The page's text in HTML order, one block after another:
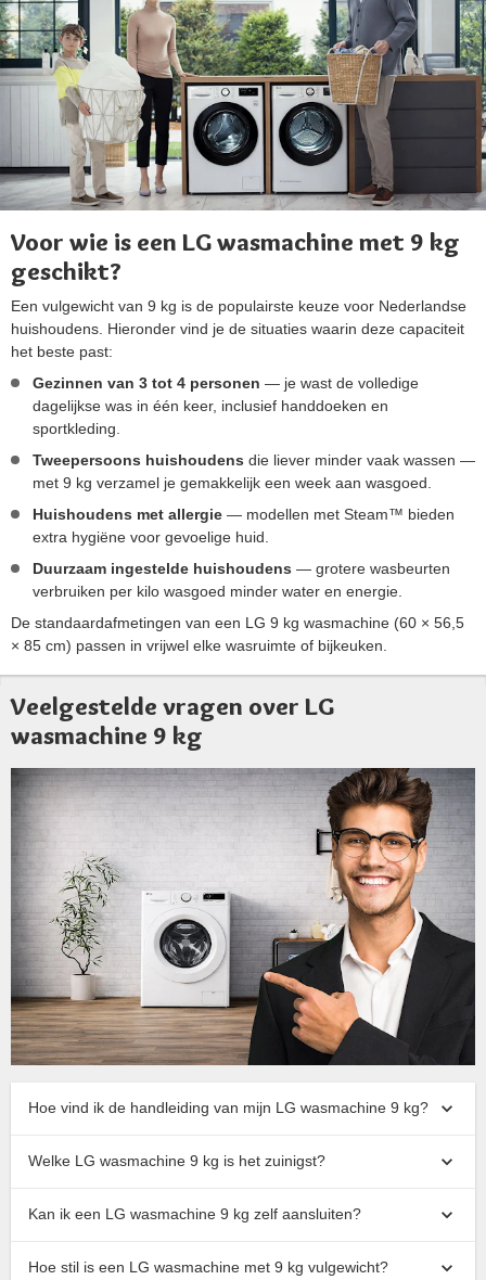
Voor wie is een LG wasmachine met 9 kg
geschikt?
Een vulgewicht van 9 kg is de populairste keuze voor Nederlandse
huishoudens. Hieronder vind je de situaties waarin deze capaciteit
het beste past:
Gezinnen van 3 tot 4 personen — je wast de volledige
dagelijkse was in één keer, inclusief handdoeken en
sportkleding.
Tweepersoons huishoudens die liever minder vaak wassen —
met 9 kg verzamel je gemakkelijk een week aan wasgoed.
Huishoudens met allergie — modellen met Steam™ bieden
extra hygiëne voor gevoelige huid.
Duurzaam ingestelde huishoudens — grotere wasbeurten
verbruiken per kilo wasgoed minder water en energie.
De standaardafmetingen van een LG 9 kg wasmachine (60 × 56,5
× 85 cm) passen in vrijwel elke wasruimte of bijkeuken.
Veelgestelde vragen over LG
wasmachine 9 kg
Hoe vind ik de handleiding van mijn LG wasmachine 9 kg?
Welke LG wasmachine 9 kg is het zuinigst?
Kan ik een LG wasmachine 9 kg zelf aansluiten?
Hoe stil is een LG wasmachine met 9 kg vulgewicht?